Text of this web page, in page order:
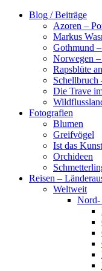
Zum
Blog / Beiträge
Azoren –
Markus
Gothmund
Norwegen
Rapsblüte
Die Trave
Fotografien
Blumen
Greifvögel
Ist das
Orchideen
Reisen –
Weltweit
Nord-